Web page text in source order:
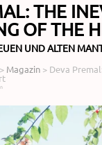
THE
OF THE
UND ALTEN
> Magazin > Deva